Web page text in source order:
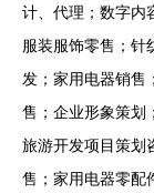
计、代理；数字内
服装服饰零售；针
发；家用电器销售
售；企业形象策划
旅游开发项目策划
售；家用电器零配